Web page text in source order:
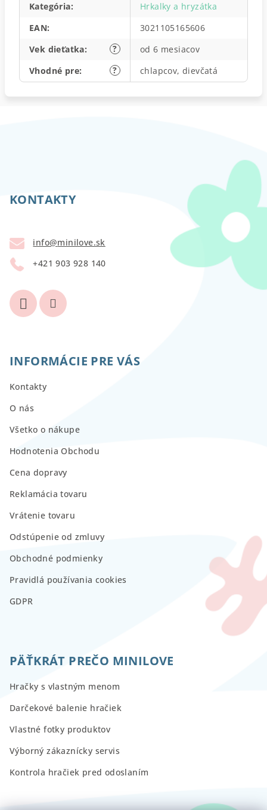
Kategória:
Hrkalky a hryzátka
EAN:
3021105165606
?
Vek dieťatka:
od 6 mesiacov
?
Vhodné pre: chlapcov, dievčatá
KONTAKTY
info@minilove.sk
+421 903 928 140
INFORMÁCIE PRE VÁS
Kontakty
O nás
Všetko o nákupe
Hodnotenia Obchodu
Cena dopravy
Reklamácia tovaru
Vrátenie tovaru
Odstúpenie od zmluvy
Obchodné podmienky
Pravidlá používania cookies
GDPR
PÄŤKRÁT PREČO MINILOVE
Hračky s vlastným menom
Darčekové balenie hračiek
Vlastné fotky produktov
Výborný zákaznícky servis
Kontrola hračiek pred odoslaním